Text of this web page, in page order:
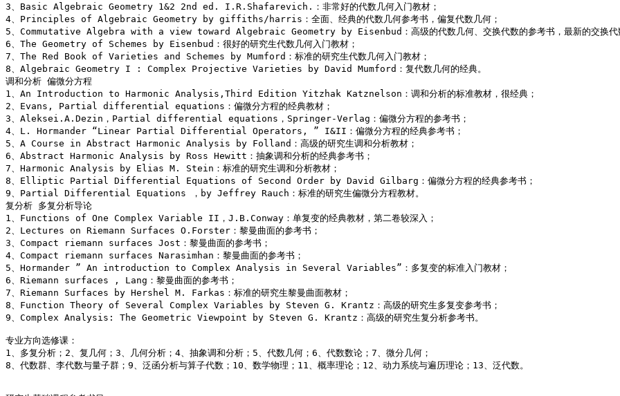
3、Basic Algebraic Geometry 1&2 2nd ed. I.R.Shafarevich.：非常好的代数几何入门教材；
4、Principles of Algebraic Geometry by giffiths/harris：全面、经典的代数几何参考书，偏复代数几何；
5、Commutative Algebra with a view toward Algebraic Geometry by Eisenbud：高级的代数几何、交换代数的参考书，最新的交换代
6、The Geometry of Schemes by Eisenbud：很好的研究生代数几何入门教材；
7、The Red Book of Varieties and Schemes by Mumford：标准的研究生代数几何入门教材；
8、Algebraic Geometry I : Complex Projective Varieties by David Mumford：复代数几何的经典。
调和分析 偏微分方程
1、An Introduction to Harmonic Analysis,Third Edition Yitzhak Katznelson：调和分析的标准教材，很经典；
2、Evans, Partial differential equations：偏微分方程的经典教材；
3、Aleksei.A.Dezin，Partial differential equations，Springer-Verlag：偏微分方程的参考书；
4、L. Hormander “Linear Partial Differential Operators, ” I&II：偏微分方程的经典参考书；
5、A Course in Abstract Harmonic Analysis by Folland：高级的研究生调和分析教材；
6、Abstract Harmonic Analysis by Ross Hewitt：抽象调和分析的经典参考书；
7、Harmonic Analysis by Elias M. Stein：标准的研究生调和分析教材；
8、Elliptic Partial Differential Equations of Second Order by David Gilbarg：偏微分方程的经典参考书；
9、Partial Differential Equations ，by Jeffrey Rauch：标准的研究生偏微分方程教材。
复分析 多复分析导论
1、Functions of One Complex Variable II，J.B.Conway：单复变的经典教材，第二卷较深入；
2、Lectures on Riemann Surfaces O.Forster：黎曼曲面的参考书；
3、Compact riemann surfaces Jost：黎曼曲面的参考书；
4、Compact riemann surfaces Narasimhan：黎曼曲面的参考书；
5、Hormander ” An introduction to Complex Analysis in Several Variables”：多复变的标准入门教材；
6、Riemann surfaces , Lang：黎曼曲面的参考书；
7、Riemann Surfaces by Hershel M. Farkas：标准的研究生黎曼曲面教材；
8、Function Theory of Several Complex Variables by Steven G. Krantz：高级的研究生多复变参考书；
9、Complex Analysis: The Geometric Viewpoint by Steven G. Krantz：高级的研究生复分析参考书。
专业方向选修课：
1、多复分析；2、复几何；3、几何分析；4、抽象调和分析；5、代数几何；6、代数数论；7、微分几何；
8、代数群、李代数与量子群；9、泛函分析与算子代数；10、数学物理；11、概率理论；12、动力系统与遍历理论；13、泛代数。